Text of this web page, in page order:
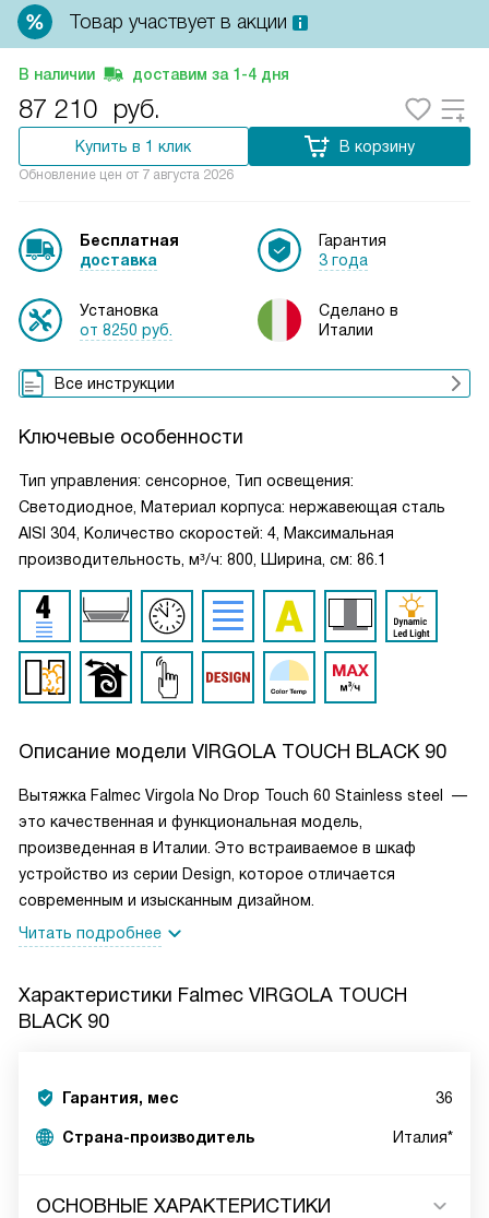
Товар участвует в акции
В наличии доставим за 1-4 дня
87 210 руб.
Купить в 1 клик В корзину
Обновление цен от 7 августа 2026
Бесплатная
доставка
Установка
от 8250 руб.
Гарантия
3 года
Сделано в
Италии
Все инструкции
Ключевые особенности
Тип управления: сенсорное, Тип освещения:
Светодиодное, Материал корпуса: нержавеющая сталь
AISI 304, Количество скоростей: 4, Максимальная
производительность, м³/ч: 800, Ширина, см: 86.1
Описание модели VIRGOLA TOUCH BLACK 90
Вытяжка Falmec Virgola No Drop Touch 60 Stainless steel —
это качественная и функциональная модель,
произведенная в Италии. Это встраиваемое в шкаф
устройство из серии Design, которое отличается
современным и изысканным дизайном.
Читать подробнее
Характеристики Falmec VIRGOLA TOUCH
BLACK 90
Гарантия, мес 36
Страна-производитель Италия*
ОСНОВНЫЕ ХАРАКТЕРИСТИКИ